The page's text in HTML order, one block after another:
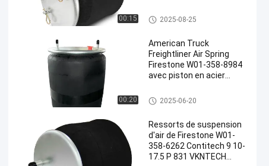
00:15
par Vkntech 1K0481
Ressorts de suspension d'air
2025-08-25
00:20
American Truck
Freightliner Air Spring
Firestone W01-358-8984
avec piston en acier
ASC1400HL en
caoutchouc naturel
Vkntech 1K8984
Ressorts de suspension d'air
2025-06-20
Ressorts de suspension
d'air de Firestone W01-
358-6262 Contitech 9 10-
17.5 P 831 VKNTECH